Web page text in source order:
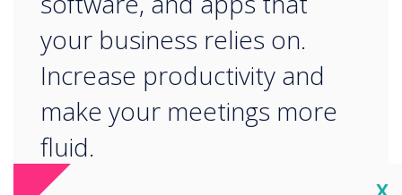
your business relies on.
Increase productivity and
make your meetings more
fluid.